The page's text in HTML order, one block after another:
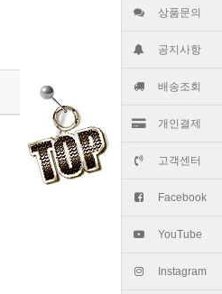
상품문의
공지사항
배송조회
개인결제
고객센터
Facebook
YouTube
Instagram